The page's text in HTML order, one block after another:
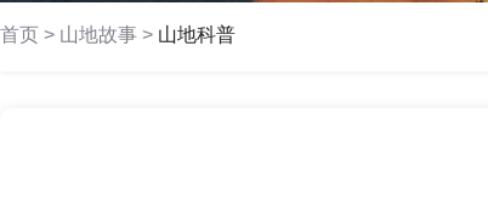
首页 > 山地故事 > 山地科普